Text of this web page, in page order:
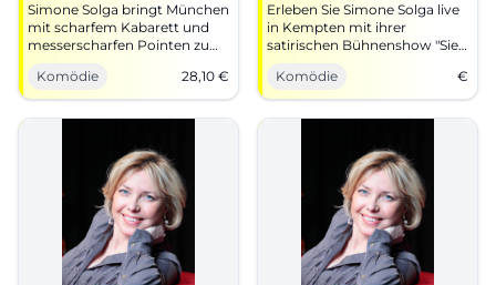
Simone Solga bringt München
mit scharfem Kabarett und
messerscharfen Pointen zum
Lachen. Sie kennen mich im
Schlachthof: 29.05.2026,
Tickets ab 28,10 €. #Kabarett
Komödie 28,10 €
Erleben Sie Simone Solga live
in Kempten mit ihrer
satirischen Bühnenshow "Sie
kennen mich" am 19.
September 2026!
Komödie €